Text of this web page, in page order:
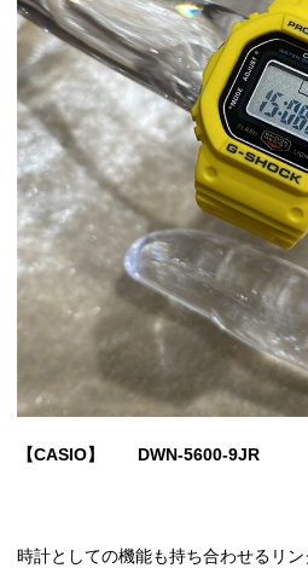
【CASIO】 DWN-5600-
時計としての機能も持ち合わせるリン